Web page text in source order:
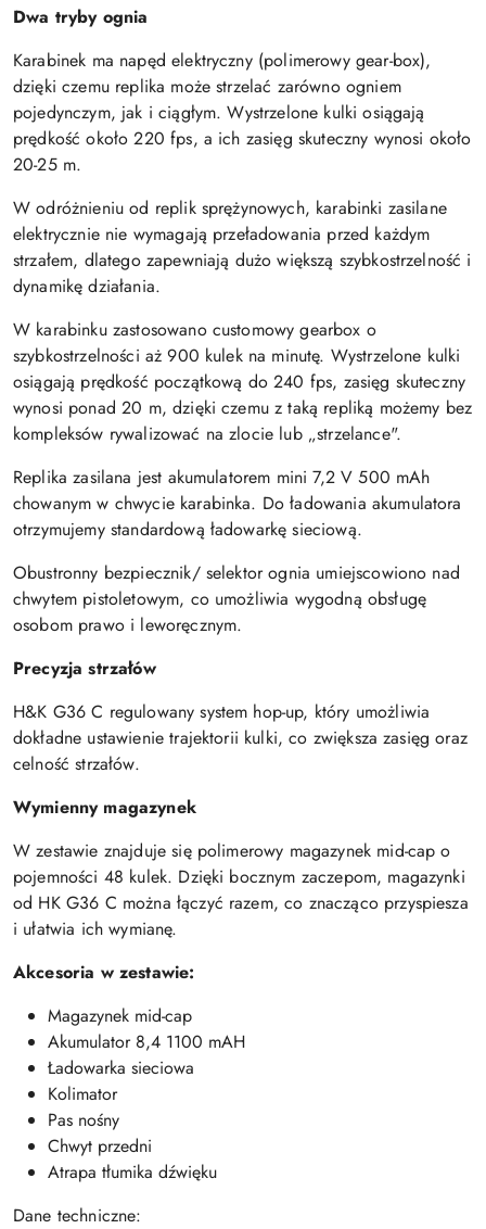
Dwa tryby ognia
Karabinek ma napęd elektryczny (polimerowy gear-box),
dzięki czemu replika może strzelać zarówno ogniem
pojedynczym, jak i ciągłym. Wystrzelone kulki osiągają
prędkość około 220 fps, a ich zasięg skuteczny wynosi około
20-25 m.
W odróżnieniu od replik sprężynowych, karabinki zasilane
elektrycznie nie wymagają przeładowania przed każdym
strzałem, dlatego zapewniają dużo większą szybkostrzelność i
dynamikę działania.
W karabinku zastosowano customowy gearbox o
szybkostrzelności aż 900 kulek na minutę. Wystrzelone kulki
osiągają prędkość początkową do 240 fps, zasięg skuteczny
wynosi ponad 20 m, dzięki czemu z taką repliką możemy bez
kompleksów rywalizować na zlocie lub „strzelance".
Replika zasilana jest akumulatorem mini 7,2 V 500 mAh
chowanym w chwycie karabinka. Do ładowania akumulatora
otrzymujemy standardową ładowarkę sieciową.
Obustronny bezpiecznik/ selektor ognia umiejscowiono nad
chwytem pistoletowym, co umożliwia wygodną obsługę
osobom prawo i leworęcznym.
Precyzja strzałów
H&K G36 C regulowany system hop-up, który umożliwia
dokładne ustawienie trajektorii kulki, co zwiększa zasięg oraz
celność strzałów.
Wymienny magazynek
W zestawie znajduje się polimerowy magazynek mid-cap o
pojemności 48 kulek. Dzięki bocznym zaczepom, magazynki
od HK G36 C można łączyć razem, co znacząco przyspiesza
i ułatwia ich wymianę.
Akcesoria w zestawie:
Magazynek mid-cap
Akumulator 8,4 1100 mAH
Ładowarka sieciowa
Kolimator
Pas nośny
Chwyt przedni
Atrapa tłumika dźwięku
Dane techniczne: